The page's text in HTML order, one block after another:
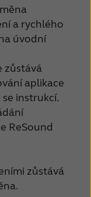
a rychlého
úvodní
zůstává
aplikace
instrukcí.
ReSound
zůstává